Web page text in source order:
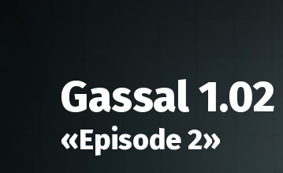
Gassal 1.02
«Episode 2»